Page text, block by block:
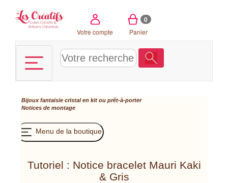
Votre compte
0
Panier
Bijoux fantaisie cristal en kit ou prêt-à-porter
Notices de montage
Menu de la boutique
Tutoriel : Notice bracelet Mauri Kaki
& Gris